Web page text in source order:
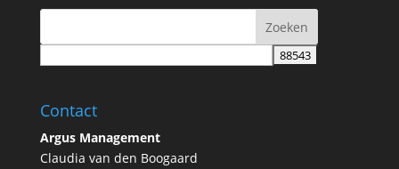
Contact
Argus Management
Claudia van den Boogaard